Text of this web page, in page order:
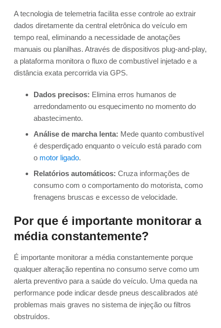
A tecnologia de telemetria facilita esse controle ao extrair
dados diretamente da central eletrônica do veículo em
tempo real, eliminando a necessidade de anotações
manuais ou planilhas. Através de dispositivos plug-and-play,
a plataforma monitora o fluxo de combustível injetado e a
distância exata percorrida via GPS.
Dados precisos: Elimina erros humanos de
arredondamento ou esquecimento no momento do
abastecimento.
Análise de marcha lenta: Mede quanto combustível
é desperdiçado enquanto o veículo está parado com
o motor ligado.
Relatórios automáticos: Cruza informações de
consumo com o comportamento do motorista, como
frenagens bruscas e excesso de velocidade.
Por que é importante monitorar a
média constantemente?
É importante monitorar a média constantemente porque
qualquer alteração repentina no consumo serve como um
alerta preventivo para a saúde do veículo. Uma queda na
performance pode indicar desde pneus descalibrados até
problemas mais graves no sistema de injeção ou filtros
obstruídos.